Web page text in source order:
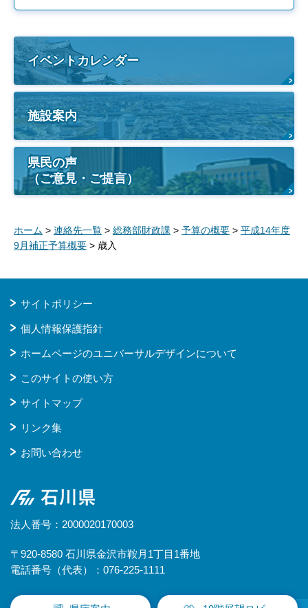
イベントカレンダー
施設案内
県民の声
（ご意見・ご提言）
ホーム > 連絡先一覧 > 総務部財政課 > 予算の概要 > 平成14年度
9月補正予算概要 > 歳入
サイトポリシー
個人情報保護指針
ホームページのユニバーサルデザインについて
このサイトの使い方
サイトマップ
リンク集
お問い合わせ
石川県
法人番号：2000020170003
〒920-8580 石川県金沢市鞍月1丁目1番地
電話番号（代表）：076-225-1111